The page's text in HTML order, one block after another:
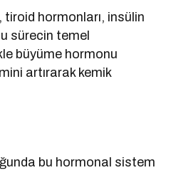
hormonları, insülin
sürecin temel
büyüme hormonu
artırarak kemik
bu hormonal sistem